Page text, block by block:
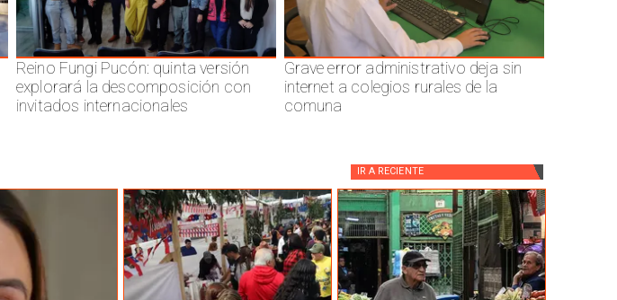
Reino Fungi Pucón: quinta versión
explorará la descomposición con
invitados internacionales
Grave error administrativo deja sin
internet a colegios rurales de la
comuna
IR A RECIENTE